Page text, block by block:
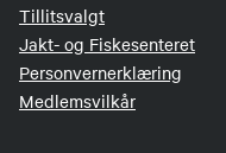
Tillitsvalgt
Jakt- og Fiskesenteret
Personvernerklæring
Medlemsvilkår